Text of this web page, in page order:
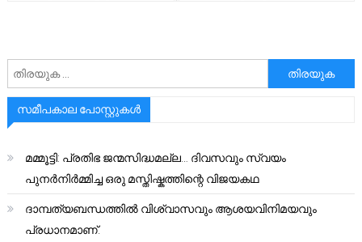
അനേഷിക്കുക
സമീപകാല പോസ്റ്റുകൾ
മമ്മൂട്ടി: പ്രതിഭ ജന്മസിദ്ധമല്ല… ദിവസവും സ്വയം
പുനർനിർമ്മിച്ച ഒരു മസ്തിഷ്കത്തിന്റെ വിജയകഥ
ദാമ്പത്യബന്ധത്തിൽ വിശ്വാസവും ആശയവിനിമയവും
പ്രധാനമാണ്.